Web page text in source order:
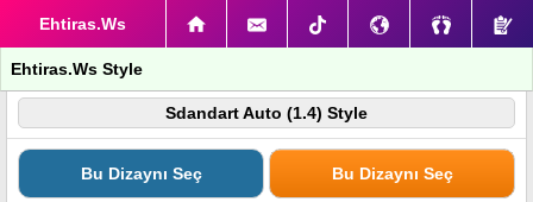
Ehtiras.Ws
Ehtiras.Ws Style
Sdandart Auto (1.4) Style
Bu Dizaynı Seç Bu Dizaynı Seç